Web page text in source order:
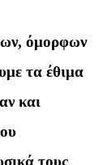
όμορφων
τα έθιμα
και
τους